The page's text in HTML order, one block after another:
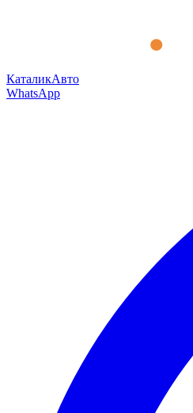
КаталикАвто
WhatsApp